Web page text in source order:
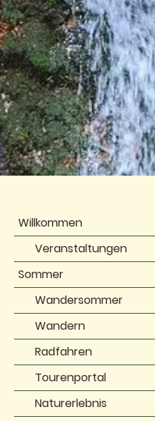
Willkommen
Veranstaltungen
Sommer
Wandersommer
Wandern
Radfahren
Tourenportal
Naturerlebnis